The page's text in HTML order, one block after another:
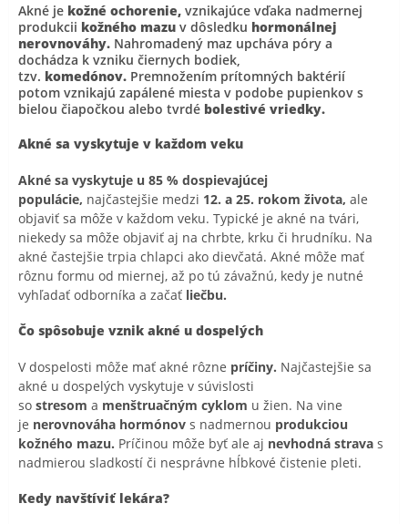
Akné je kožné ochorenie, vznikajúce vďaka nadmernej
produkcii kožného mazu v dôsledku hormonálnej
nerovnováhy. Nahromadený maz upcháva póry a
dochádza k vzniku čiernych bodiek,
tzv. komedónov. Premnožením prítomných baktérií
potom vznikajú zapálené miesta v podobe pupienkov s
bielou čiapočkou alebo tvrdé bolestivé vriedky.
Akné sa vyskytuje v každom veku
Akné sa vyskytuje u 85 % dospievajúcej
populácie, najčastejšie medzi 12. a 25. rokom života, ale
objaviť sa môže v každom veku. Typické je akné na tvári,
niekedy sa môže objaviť aj na chrbte, krku či hrudníku. Na
akné častejšie trpia chlapci ako dievčatá. Akné môže mať
rôznu formu od miernej, až po tú závažnú, kedy je nutné
vyhľadať odborníka a začať liečbu.
Čo spôsobuje vznik akné u dospelých
V dospelosti môže mať akné rôzne príčiny. Najčastejšie sa
akné u dospelých vyskytuje v súvislosti
so stresom a menštruačným cyklom u žien. Na vine
je nerovnováha hormónov s nadmernou produkciou
kožného mazu. Príčinou môže byť ale aj nevhodná strava s
nadmierou sladkostí či nesprávne hĺbkové čistenie pleti.
Kedy navštíviť lekára?